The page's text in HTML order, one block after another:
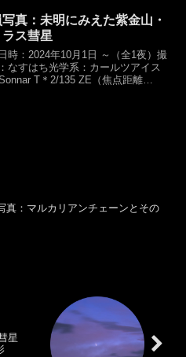
真：未明にみえた紫金山・
ラス彗星
時：2024年10月1日 ～（全1夜）撮
なすはち光学系：カールツアイス
T＊2/135 ZE（焦点距離
真：マルカリアンチェーンとその
星